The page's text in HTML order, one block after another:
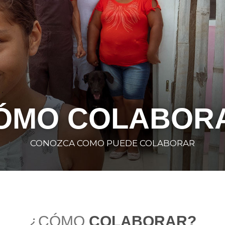
CONOZCA COMO PUEDE COLABORAR
¿CÓMO COLABORAR?